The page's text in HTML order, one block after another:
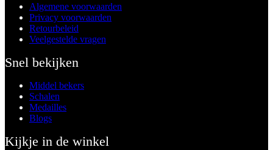
Algemene voorwaarden
Privacy voorwaarden
Retourbeleid
Veelgestelde vragen
Snel bekijken
Middel bekers
Schalen
Medailles
Blogs
Kijkje in de winkel